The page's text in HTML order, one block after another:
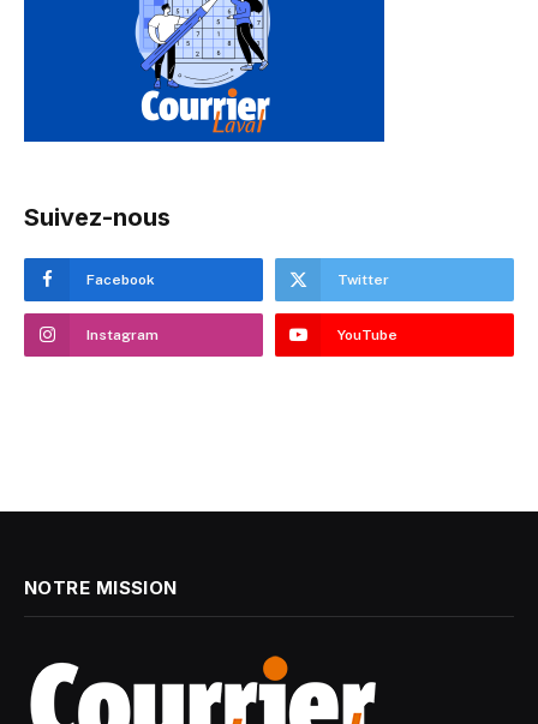
Suivez-nous
Facebook Twitter
Instagram YouTube
NOTRE MISSION